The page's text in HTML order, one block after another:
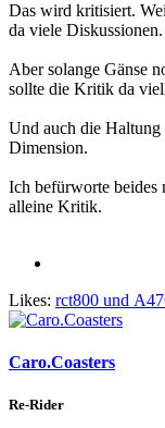
Das wird kritisiert.
da viele Diskussionen.
Aber solange Gänse
sollte die Kritik da
Und auch die Haltung
Dimension.
Ich befürworte beides
alleine Kritik.
Likes: rct800 und
Caro.Coasters
Re-Rider